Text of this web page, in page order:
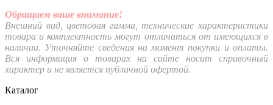
Обращаем ваше внимание!
Внешний вид, цветовая гамма, технические характеристики
товара и комплектность могут отличаться от имеющихся в
наличии. Уточняйте сведения на момент покупки и оплаты.
Вся информация о товарах на сайте носит справочный
характер и не является публичной офертой.
Каталог